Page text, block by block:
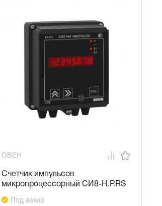
ОВЕН
Счетчик импульсов
микропроцессорный СИ8-Н.Р.RS
Под заказ